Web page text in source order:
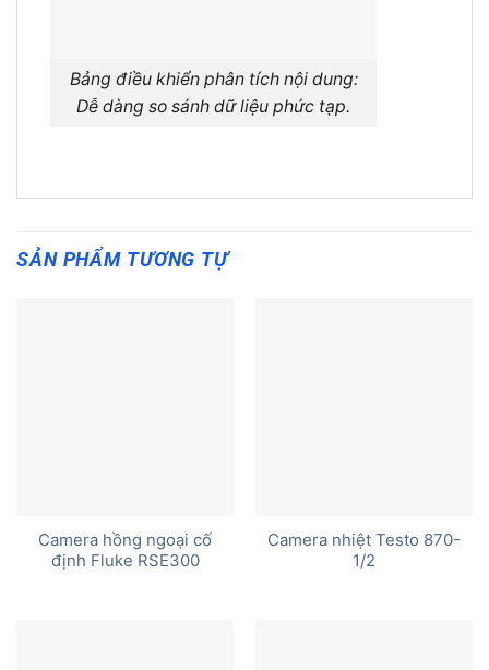
Bảng điều khiển phân tích nội dung:
Dễ dàng so sánh dữ liệu phức tạp.
SẢN PHẨM TƯƠNG TỰ
Camera hồng ngoại cố
định Fluke RSE300
Camera nhiệt Testo 870-
1/2